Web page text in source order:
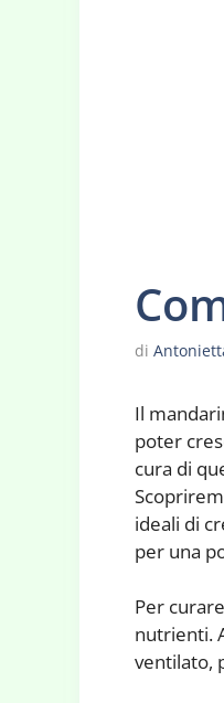
di
Il
poter
cura di
ideali di
per una
Per
nutrienti.
ventilato,